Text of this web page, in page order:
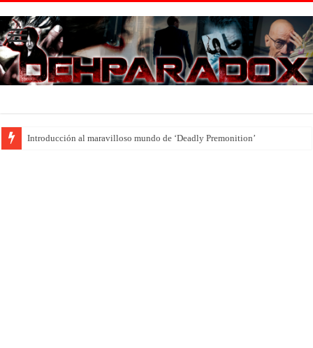
Introducción al maravilloso mundo de ‘Deadly Premonition’